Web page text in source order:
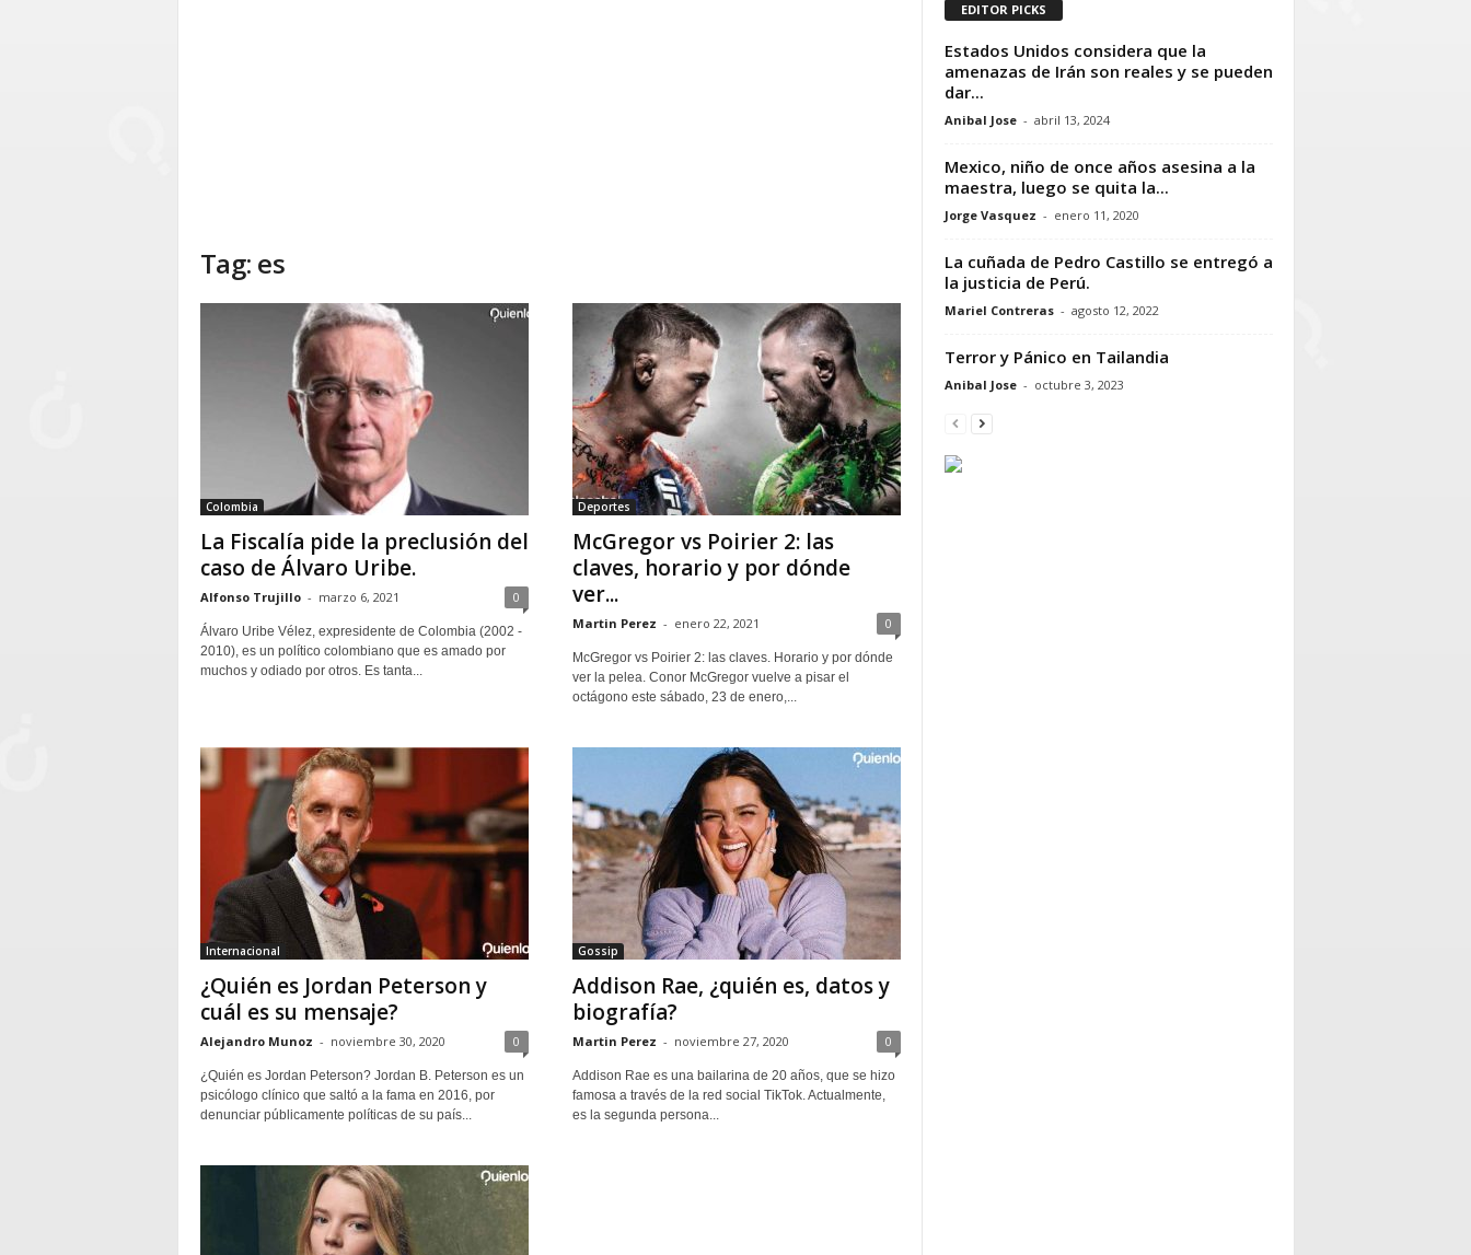
Tag: es
Colombia
La Fiscalía pide la preclusión del
caso de Álvaro Uribe.
Alfonso Trujillo - marzo 6, 2021 0
Álvaro Uribe Vélez, expresidente de Colombia (2002 -
2010), es un político colombiano que es amado por
muchos y odiado por otros. Es tanta...
Deportes
McGregor vs Poirier 2: las
claves, horario y por dónde
ver...
Martin Perez - enero 22, 2021 0
McGregor vs Poirier 2: las claves. Horario y por dónde
ver la pelea. Conor McGregor vuelve a pisar el
octágono este sábado, 23 de enero,...
Internacional
¿Quién es Jordan Peterson y
cuál es su mensaje?
Alejandro Munoz - noviembre 30, 2020 0
¿Quién es Jordan Peterson? Jordan B. Peterson es un
psicólogo clínico que saltó a la fama en 2016, por
denunciar públicamente políticas de su país...
Gossip
Addison Rae, ¿quién es, datos y
biografía?
Martin Perez - noviembre 27, 2020 0
Addison Rae es una bailarina de 20 años, que se hizo
famosa a través de la red social TikTok. Actualmente,
es la segunda persona...
EDITOR PICKS
Estados Unidos considera que la
amenazas de Irán son reales y se pueden
dar...
Anibal Jose - abril 13, 2024
Mexico, niño de once años asesina a la
maestra, luego se quita la...
Jorge Vasquez - enero 11, 2020
La cuñada de Pedro Castillo se entregó a
la justicia de Perú.
Mariel Contreras - agosto 12, 2022
Terror y Pánico en Tailandia
Anibal Jose - octubre 3, 2023